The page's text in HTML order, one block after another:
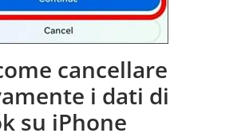
cancellare
i dati di
su iPhone